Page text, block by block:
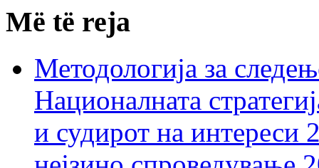
Më të reja
Методологија за
Националната
и судирот на интереси